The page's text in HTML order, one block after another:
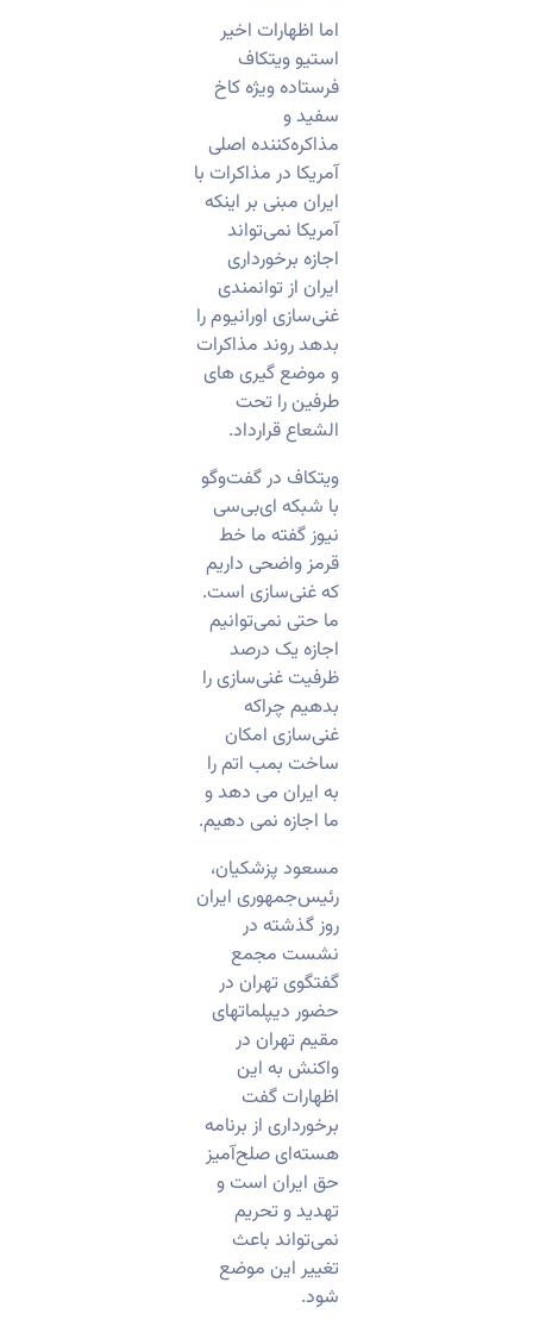
اما اظهارات اخیر
استیو ویتکاف
فرستاده ویژه کاخ
سفید و
مذاکره‌کننده اصلی
آمریکا در مذاکرات با
ایران مبنی بر اینکه
آمریکا نمی‌تواند
اجازه برخورداری
ایران از توانمندی
غنی‌سازی اورانیوم را
بدهد روند مذاکرات
و موضع گیری های
طرفین را تحت
الشعاع قرارداد.
ویتکاف در گفت‌وگو
با شبکه ای‌بی‌سی
نیوز گفته ما خط
قرمز واضحی داریم
که غنی‌سازی است.
ما حتی نمی‌توانیم
اجازه یک درصد
ظرفیت غنی‌سازی را
بدهیم چراکه
غنی‌سازی امکان
ساخت بمب اتم را
به ایران می دهد و
ما اجازه نمی دهیم.
مسعود پزشکیان،
رئیس‌جمهوری ایران
روز گذشته در
نشست مجمع
گفتگوی تهران در
حضور دیپلماتهای
مقیم تهران در
واکنش به این
اظهارات گفت
برخورداری از برنامه
هسته‌ای صلح‌آمیز
حق ایران است و
تهدید و تحریم
نمی‌تواند باعث
تغییر این موضع
شود.